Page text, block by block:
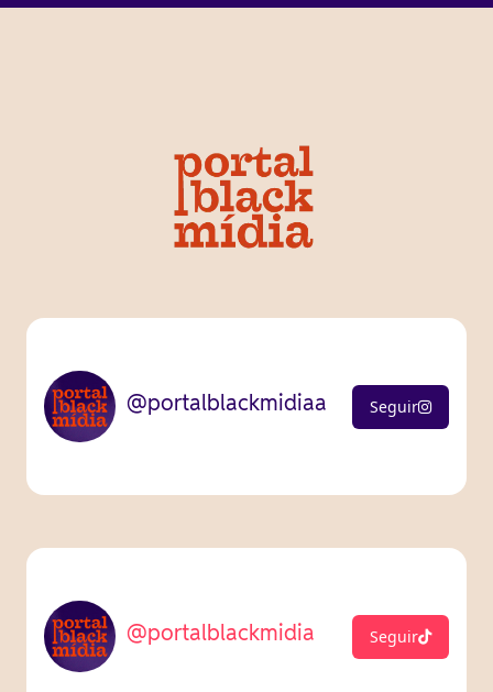
@portalblackmidiaa Seguir
@portalblackmidia Seguir